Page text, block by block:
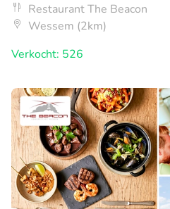
Restaurant The Beacon
Wessem (2km)
Verkocht: 526